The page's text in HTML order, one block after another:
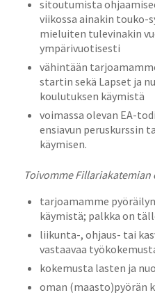
sitoutumista
viikossa ainakin touko-
mieluiten tulevinakin
ympärivuotisesti
vähintään
startin sekä Lapset ja
koulutuksen käymistä
voimassa olevan EA-
ensiavun peruskurssin
käymisen.
Toivomme Fillariakatemian
tarjoamamme
käymistä; palkka on
liikunta-, ohjaus- tai
vastaavaa
kokemusta lasten ja
oman (maasto)pyörän